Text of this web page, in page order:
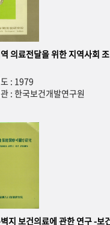
의료전달을 위한 지역사회
: 1979
: 한국보건개발연구원
지 보건의료에 관한 연구 -보